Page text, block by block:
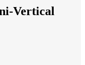
Vertical